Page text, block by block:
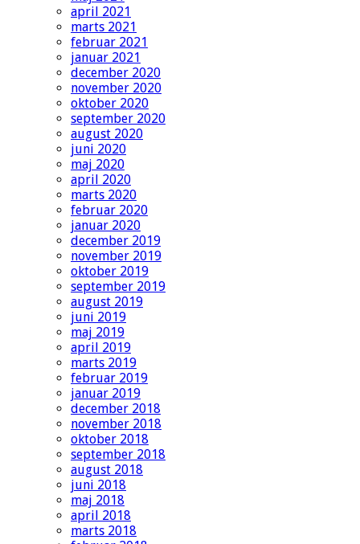
april 2021
marts 2021
februar 2021
januar 2021
december 2020
november 2020
oktober 2020
september 2020
august 2020
juni 2020
maj 2020
april 2020
marts 2020
februar 2020
januar 2020
december 2019
november 2019
oktober 2019
september 2019
august 2019
juni 2019
maj 2019
april 2019
marts 2019
februar 2019
januar 2019
december 2018
november 2018
oktober 2018
september 2018
august 2018
juni 2018
maj 2018
april 2018
marts 2018